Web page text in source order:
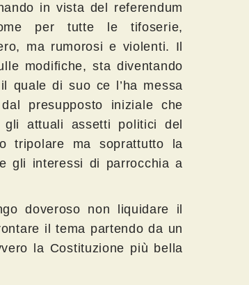
in vista del referendum
per tutte le tifoserie,
ma rumorosi e violenti. Il
modifiche, sta diventando
quale di suo ce l’ha messa
presupposto iniziale che
gli attuali assetti politici del
tripolare ma soprattutto la
gli interessi di parrocchia a
doveroso non liquidare il
il tema partendo da un
la Costituzione più bella